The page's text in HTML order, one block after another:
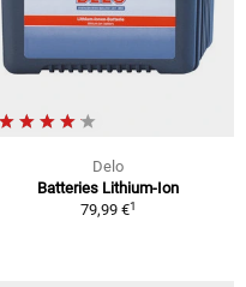
Delo
Batteries Lithium-Ion
79,99 €1